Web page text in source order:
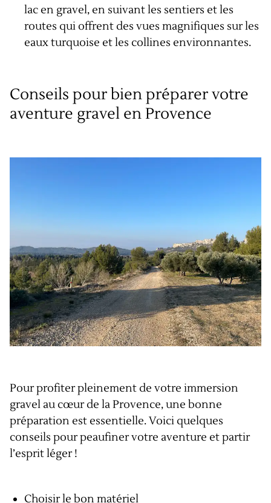
lac en gravel, en suivant les sentiers et les
routes qui offrent des vues magnifiques sur les
eaux turquoise et les collines environnantes.
Conseils pour bien préparer votre
aventure gravel en Provence
Pour profiter pleinement de votre immersion
gravel au cœur de la Provence, une bonne
préparation est essentielle. Voici quelques
conseils pour peaufiner votre aventure et partir
l’esprit léger !
Choisir le bon matériel